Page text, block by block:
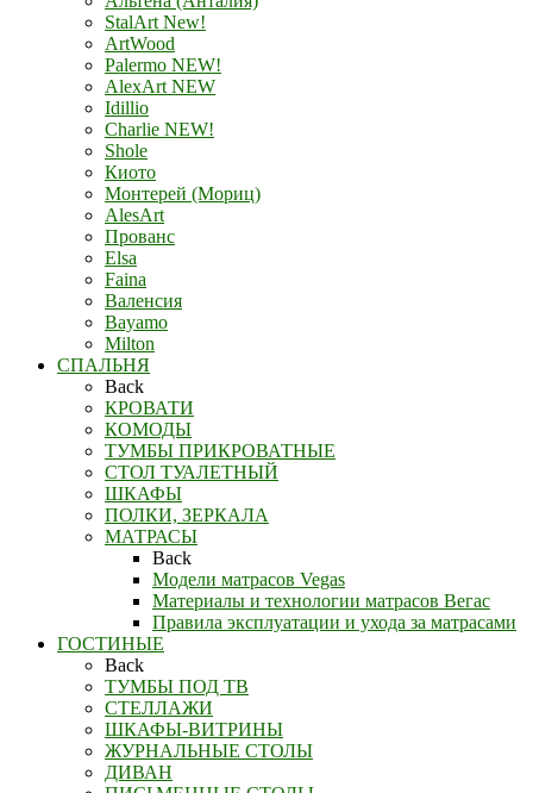
StalArt New!
ArtWood
Palermo NEW!
AlexArt NEW
Idillio
Charlie NEW!
Shole
Киото
Монтерей (Мориц)
AlesArt
Прованс
Elsa
Faina
Валенсия
Bayamo
Milton
СПАЛЬНЯ
Back
КРОВАТИ
КОМОДЫ
ТУМБЫ ПРИКРОВАТНЫЕ
СТОЛ ТУАЛЕТНЫЙ
ШКАФЫ
ПОЛКИ, ЗЕРКАЛА
МАТРАСЫ
Back
Модели матрасов Vegas
Материалы и технологии матрасов Вегас
Правила эксплуатации и ухода за матрасами
ГОСТИНЫЕ
Back
ТУМБЫ ПОД ТВ
СТЕЛЛАЖИ
ШКАФЫ-ВИТРИНЫ
ЖУРНАЛЬНЫЕ СТОЛЫ
ДИВАН